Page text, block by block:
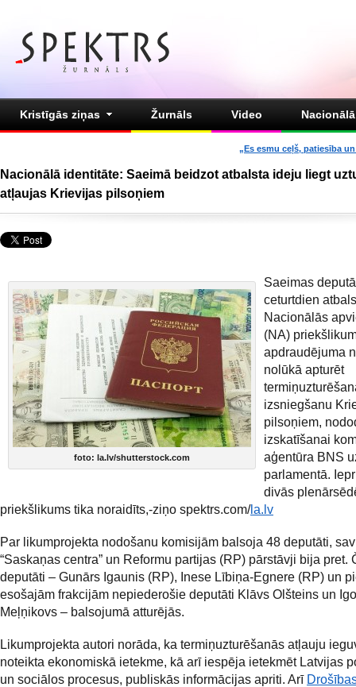
Kristīgās ziņas Žurnāls Video
„Es esmu ceļš, patiesība
Nacionālā identitāte: Saeimā beidzot atbalsta ideju liegt
atļaujas Krievijas pilsoņiem
foto: la.lv/shutterstock.com
Saeimas
ceturtdien
Nacionālās
(NA)
apdraudējuma
nolūkā apturēt
izsniegšanu
pilsoņiem,
izskatīšanai
aģentūra BNS
parlamentā.
divās
priekšlikums tika noraidīts,-ziņo spektrs.com/la.lv
Par likumprojekta nodošanu komisijām balsoja 48 deputāti,
“Saskaņas centra” un Reformu partijas (RP) pārstāvji bija pret.
deputāti – Gunārs Igaunis (RP), Inese Lībiņa-Egnere (RP) un
esošajām frakcijām nepiederošie deputāti Klāvs Olšteins un
Meļņikovs – balsojumā atturējās.
Likumprojekta autori norāda, ka termiņuzturēšanās atļauju
noteikta ekonomiskā ietekme, kā arī iespēja ietekmēt Latvijas
un sociālos procesus, publiskās informācijas apriti. Arī